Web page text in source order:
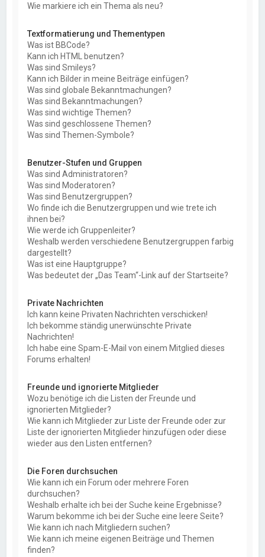
Wie markiere ich ein Thema als neu?
Textformatierung und Thementypen
Was ist BBCode?
Kann ich HTML benutzen?
Was sind Smileys?
Kann ich Bilder in meine Beiträge einfügen?
Was sind globale Bekanntmachungen?
Was sind Bekanntmachungen?
Was sind wichtige Themen?
Was sind geschlossene Themen?
Was sind Themen-Symbole?
Benutzer-Stufen und Gruppen
Was sind Administratoren?
Was sind Moderatoren?
Was sind Benutzergruppen?
Wo finde ich die Benutzergruppen und wie trete ich
ihnen bei?
Wie werde ich Gruppenleiter?
Weshalb werden verschiedene Benutzergruppen farbig
dargestellt?
Was ist eine Hauptgruppe?
Was bedeutet der „Das Team“-Link auf der Startseite?
Private Nachrichten
Ich kann keine Privaten Nachrichten verschicken!
Ich bekomme ständig unerwünschte Private
Nachrichten!
Ich habe eine Spam-E-Mail von einem Mitglied dieses
Forums erhalten!
Freunde und ignorierte Mitglieder
Wozu benötige ich die Listen der Freunde und
ignorierten Mitglieder?
Wie kann ich Mitglieder zur Liste der Freunde oder zur
Liste der ignorierten Mitglieder hinzufügen oder diese
wieder aus den Listen entfernen?
Die Foren durchsuchen
Wie kann ich ein Forum oder mehrere Foren
durchsuchen?
Weshalb erhalte ich bei der Suche keine Ergebnisse?
Warum bekomme ich bei der Suche eine leere Seite?
Wie kann ich nach Mitgliedern suchen?
Wie kann ich meine eigenen Beiträge und Themen
finden?